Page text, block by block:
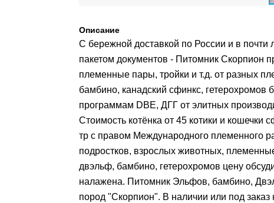
Описание
С бережной доставкой по России и в почти
пакетом документов - Питомник Скорпион
племенные пары, тройки и т.д. от разных
бамбино, канадский сфинкс, гетерохромов
программам DBE, ДГГ от элитных
Стоимость котёнка от 45 котики и кошечки
тр с правом Международного племенного
подростков, взрослых животных,
двэльф, бамбино, гетерохромов цену
налажена. Питомник Эльфов, бамбино,
пород "Скорпион". В наличии или под